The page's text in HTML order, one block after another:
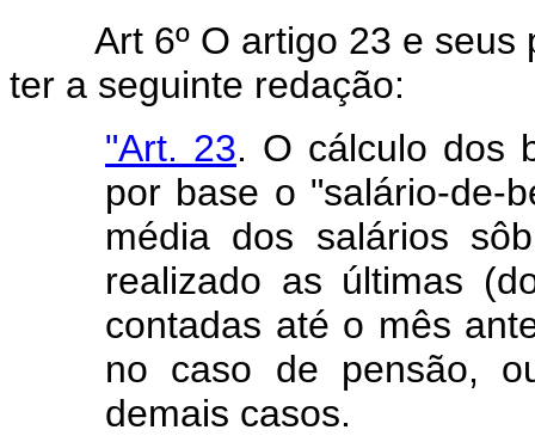
Art 6º O artigo 23 e
ter a seguinte redação:
"Art. 23. O cálculo dos
por base o "salário-de-
média dos salários
realizado as últimas
contadas até o mês
no caso de pensão,
demais casos.